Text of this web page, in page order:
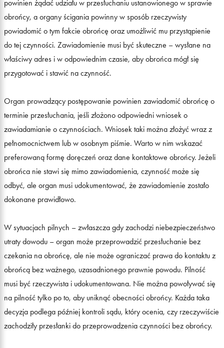
powinien żądać udziału w przesłuchaniu ustanowionego w sprawie
obrońcy, a organy ścigania powinny w sposób rzeczywisty
powiadomić o tym fakcie obrońcę oraz umożliwić mu przystąpienie
do tej czynności. Zawiadomienie musi być skuteczne – wysłane na
właściwy adres i w odpowiednim czasie, aby obrońca mógł się
przygotować i stawić na czynność.
Organ prowadzący postępowanie powinien zawiadomić obrońcę o
terminie przesłuchania, jeśli złożono odpowiedni wniosek o
zawiadamianie o czynnościach. Wniosek taki można złożyć wraz z
pełnomocnictwem lub w osobnym piśmie. Warto w nim wskazać
preferowaną formę doręczeń oraz dane kontaktowe obrońcy. Jeżeli
obrońca nie stawi się mimo zawiadomienia, czynność może się
odbyć, ale organ musi udokumentować, że zawiadomienie zostało
dokonane prawidłowo.
W sytuacjach pilnych – zwłaszcza gdy zachodzi niebezpieczeństwo
utraty dowodu – organ może przeprowadzić przesłuchanie bez
czekania na obrońcę, ale nie może ograniczać prawa do kontaktu z
obrońcą bez ważnego, uzasadnionego prawnie powodu. Pilność
musi być rzeczywista i udokumentowana. Nie można powoływać się
na pilność tylko po to, aby uniknąć obecności obrońcy. Każda taka
decyzja podlega później kontroli sądu, który ocenia, czy rzeczywiście
zachodziły przesłanki do przeprowadzenia czynności bez obrońcy.